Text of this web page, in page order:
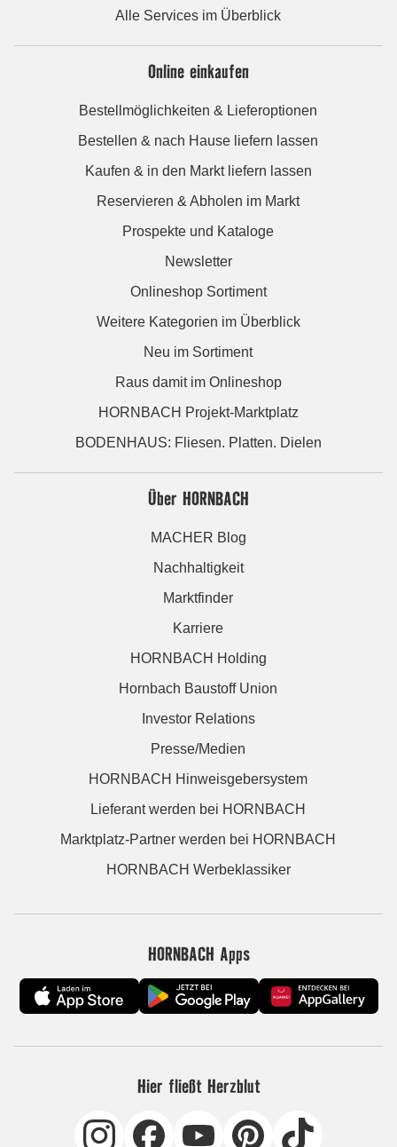
Alle Services im Überblick
Online einkaufen
Bestellmöglichkeiten & Lieferoptionen
Bestellen & nach Hause liefern lassen
Kaufen & in den Markt liefern lassen
Reservieren & Abholen im Markt
Prospekte und Kataloge
Newsletter
Onlineshop Sortiment
Weitere Kategorien im Überblick
Neu im Sortiment
Raus damit im Onlineshop
HORNBACH Projekt-Marktplatz
BODENHAUS: Fliesen. Platten. Dielen
Über HORNBACH
MACHER Blog
Nachhaltigkeit
Marktfinder
Karriere
HORNBACH Holding
Hornbach Baustoff Union
Investor Relations
Presse/Medien
HORNBACH Hinweisgebersystem
Lieferant werden bei HORNBACH
Marktplatz-Partner werden bei HORNBACH
HORNBACH Werbeklassiker
HORNBACH Apps
Hier fließt Herzblut